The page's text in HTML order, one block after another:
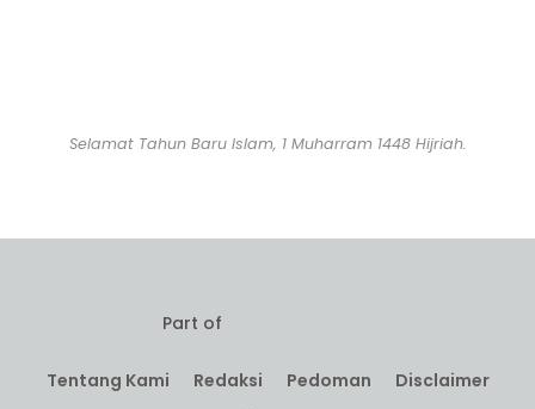
Selamat Tahun Baru Islam, 1 Muharram 1448 Hijriah.
Part of
Tentang Kami Redaksi Pedoman
Disclaimer